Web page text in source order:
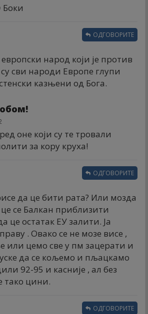
Боки
народ који је против
сви народи Европе глупи
казњени од Бога.
ОДГОВОРИТЕ
оне који су те тровали
за кору круха!
да це бити рата? Или мозда
се Балкан приблизити
це остатак ЕУ залити. Ја
. Овако се не мозе висе ,
или цемо све у пм зацерати и
да се кољемо и пљацкамо
92-95 и касније , ал без
тако цини.
ОДГОВОРИТЕ
ОДГОВОРИТЕ